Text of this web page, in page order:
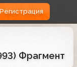
Регистрация
Фрагмент